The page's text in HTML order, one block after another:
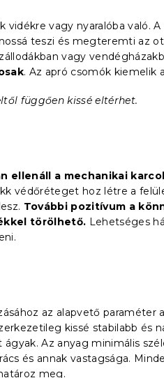
vidékre vagy nyaralóba való.
teszi és megteremti az
vagy
. Az apró csomók kiemelik
függően kissé eltérhet.
ellenáll a mechanikai
védőréteget hoz létre a
További pozitívum a
törölhető. Lehetséges
az alapvető paraméter
kissé stabilabb és
Az anyag minimális
és annak vastagsága.
meg.